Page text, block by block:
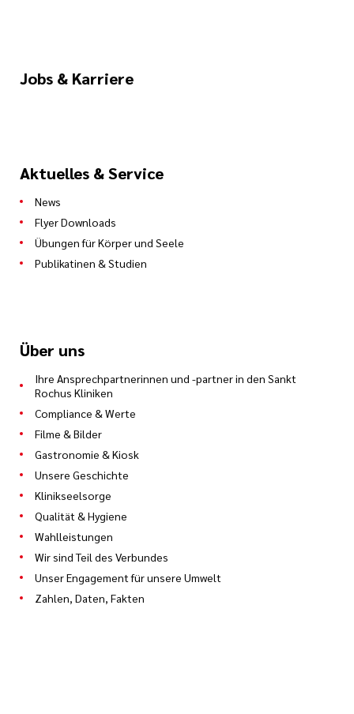
Jobs & Karriere
Aktuelles & Service
News
Flyer Downloads
Übungen für Körper und Seele
Publikatinen & Studien
Über uns
Ihre Ansprechpartnerinnen und -partner in den Sankt
Rochus Kliniken
Compliance & Werte
Filme & Bilder
Gastronomie & Kiosk
Unsere Geschichte
Klinikseelsorge
Qualität & Hygiene
Wahlleistungen
Wir sind Teil des Verbundes
Unser Engagement für unsere Umwelt
Zahlen, Daten, Fakten